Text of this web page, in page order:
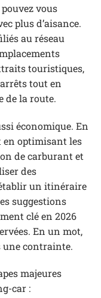
vous
plus d’aisance.
au réseau
touristiques,
tout en
de la route.
économique. En
optimisant les
de carburant et
des
un itinéraire
suggestions
clé en 2026
En un mot,
une contrainte.
majeures
car :